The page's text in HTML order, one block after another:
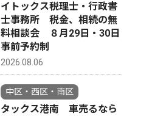
イトックス税理士・行政書
士事務所 税金、相続の無
料相談会 ８月29日・30日
事前予約制
2026.08.06
中区・西区・南区
タックス港南 車売るなら